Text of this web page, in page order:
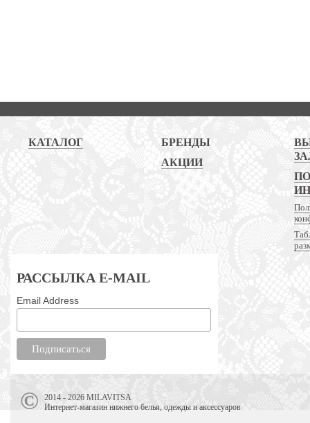
КАТАЛОГ
БРЕНДЫ
АКЦИИ
РАССЫЛКА E-MAIL
Email Address
2014 - 2026 MILAVITSA
Интернет-магазин нижнего белья, одежды и аксессуаров